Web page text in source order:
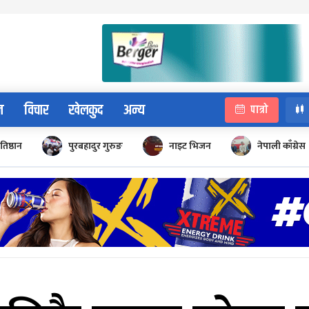
विचार खेलकुद अन्य पात्रो
पुरबहादुर गुरुङ नाइट भिजन नेपाली काँग्रेस